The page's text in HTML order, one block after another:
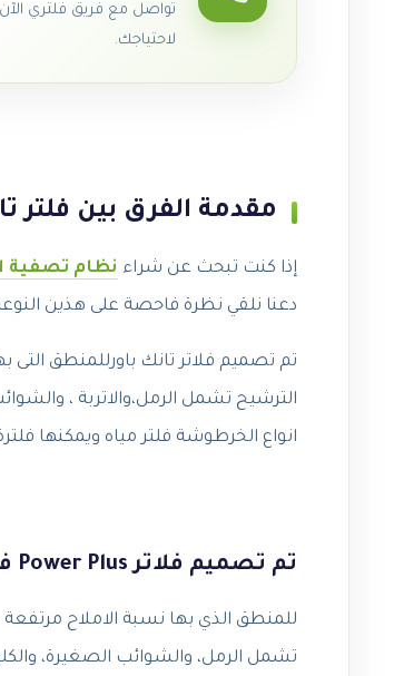
تواصل مع فريق فلتري
لاحتياجك.
مقدمة الفرق بين فلتر
إذا كنت تبحث عن شراء نظام تصفية
دعنا نلقي نظرة فاحصة على هذين
الترشيح تشمل الرمل،والاتربة ،
انواع الخرطوشة فلتر مياه ويمكنها فلترة ما يصل إلى 5000 لتر لكل خرطوشة.أكمل مقاله الفرق
تم تصميم فلاتر Power Plus فلتر تانك الجديد
تشمل الرمل، والشوائب الصغيرة،